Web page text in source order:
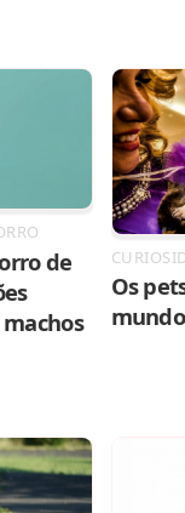
de
Os
mundo